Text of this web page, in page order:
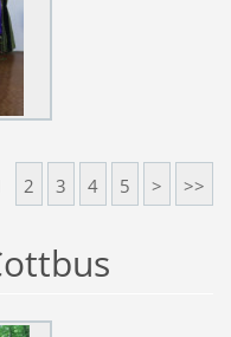
2 3 4 5 > >>